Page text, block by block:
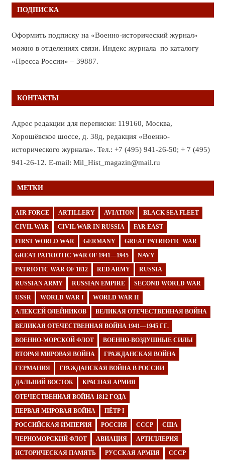
ПОДПИСКА
Оформить подписку на «Военно-исторический журнал»
можно в отделениях связи. Индекс журнала по каталогу
«Пресса России» – 39887.
КОНТАКТЫ
Адрес редакции для переписки: 119160, Москва,
Хорошёвское шоссе, д. 38д, редакция «Военно-
исторического журнала». Тел.: +7 (495) 941-26-50; + 7 (495)
941-26-12. E-mail: Mil_Hist_magazin@mail.ru
МЕТКИ
AIR FORCE ARTILLERY AVIATION BLACK SEA FLEET
CIVIL WAR CIVIL WAR IN RUSSIA FAR EAST
FIRST WORLD WAR GERMANY GREAT PATRIOTIC WAR
GREAT PATRIOTIC WAR OF 1941—1945 NAVY
PATRIOTIC WAR OF 1812 RED ARMY RUSSIA
RUSSIAN ARMY RUSSIAN EMPIRE SECOND WORLD WAR
USSR WORLD WAR I WORLD WAR II
АЛЕКСЕЙ ОЛЕЙНИКОВ ВЕЛИКАЯ ОТЕЧЕСТВЕННАЯ ВОЙНА
ВЕЛИКАЯ ОТЕЧЕСТВЕННАЯ ВОЙНА 1941—1945 ГГ.
ВОЕННО-МОРСКОЙ ФЛОТ ВОЕННО-ВОЗДУШНЫЕ СИЛЫ
ВТОРАЯ МИРОВАЯ ВОЙНА ГРАЖДАНСКАЯ ВОЙНА
ГЕРМАНИЯ ГРАЖДАНСКАЯ ВОЙНА В РОССИИ
ДАЛЬНИЙ ВОСТОК КРАСНАЯ АРМИЯ
ОТЕЧЕСТВЕННАЯ ВОЙНА 1812 ГОДА
ПЕРВАЯ МИРОВАЯ ВОЙНА ПЁТР I
РОССИЙСКАЯ ИМПЕРИЯ РОССИЯ СССР США
ЧЕРНОМОРСКИЙ ФЛОТ АВИАЦИЯ АРТИЛЛЕРИЯ
ИСТОРИЧЕСКАЯ ПАМЯТЬ РУССКАЯ АРМИЯ СССР